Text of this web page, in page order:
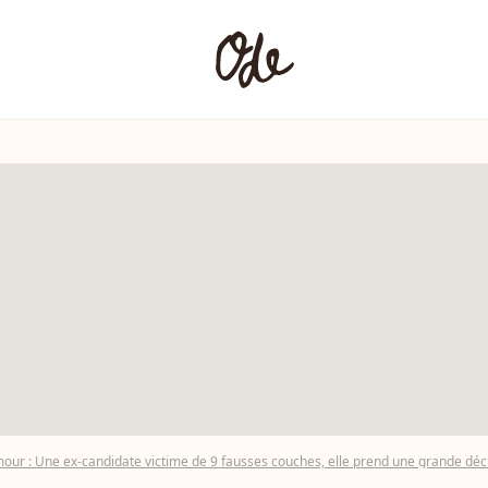
: Une ex-candidate victime de 9 fausses couches, elle prend une grande